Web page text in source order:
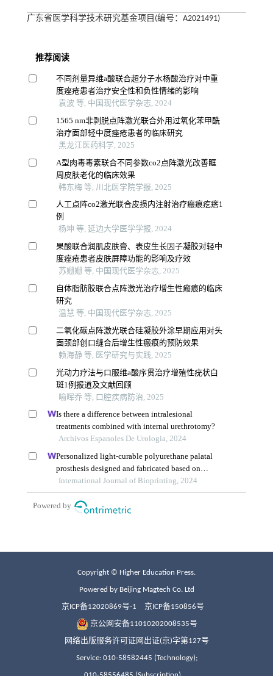
广东省医学科学技术研究基金项目(编号：A2021491)
Copyright © Higher Education Press.
Powered by Beijing Magtech Co. Ltd
京ICP备12020869号-1 京ICP备150856号
京公网安备11010202008535号
网络出版服务许可证网出证(京)字第127号
Service: 010-58582445 (Technology);